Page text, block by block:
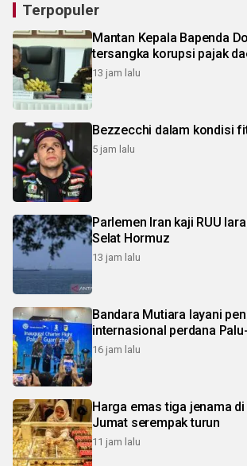
Terpopuler
Mantan Kepala Bapenda
tersangka korupsi pajak
13 jam lalu
Bezzecchi dalam kondisi
5 jam lalu
Parlemen Iran kaji RUU
Selat Hormuz
13 jam lalu
Bandara Mutiara layani
internasional perdana
16 jam lalu
Harga emas tiga jenama
Jumat serempak turun
11 jam lalu